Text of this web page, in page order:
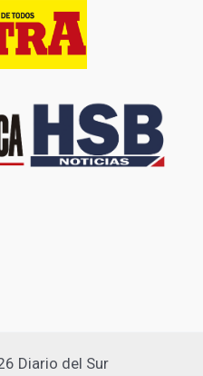
Diario del Sur